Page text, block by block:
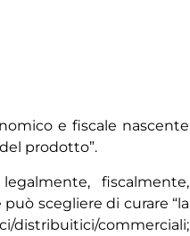
e fiscale nascente
prodotto”.
fiscalmente,
scegliere di curare “la
distribuitici/commerciali;